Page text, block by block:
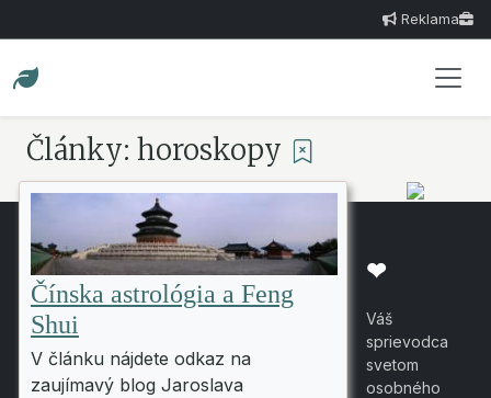
Reklama
Články: horoskopy
Čínska astrológia a Feng
Shui
V článku nájdete odkaz na
zaujímavý blog Jaroslava
❤
Váš
sprievodca
svetom
osobného